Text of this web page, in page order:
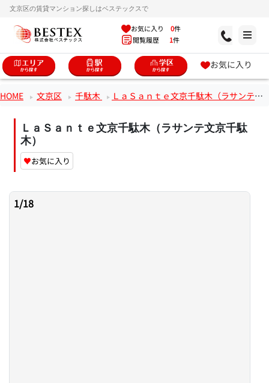
文京区の賃貸マンション探しはベステックスで
お気に入り 0件
閲覧履歴 1件
お気に入り
HOME 文京区 千駄木 ＬａＳａｎｔｅ文京千駄木（ラサンテ文京千駄木）
ＬａＳａｎｔｅ文京千駄木（ラサンテ文京千駄
木）
♥お気に入り
1/18